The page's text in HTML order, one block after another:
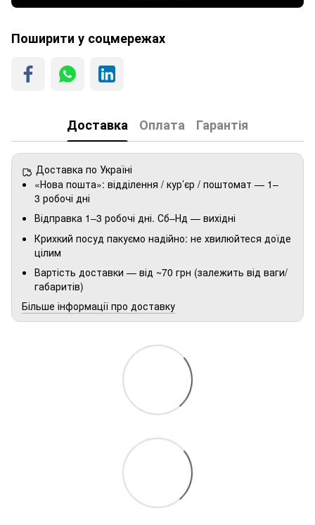
Поширити у соцмережах
Доставка Оплата Гарантія
Доставка по Україні
«Нова пошта»: відділення / кур’єр / поштомат — 1–
3 робочі дні
Відправка 1–3 робочі дні. Сб–Нд — вихідні
Крихкий посуд пакуємо надійно: не хвилюйтеся доїде
цілим
Вартість доставки — від ~70 грн (залежить від ваги/
габаритів)
Більше інформації про доставку